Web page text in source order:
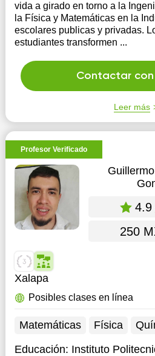
vida a girado en torno a la
la Física y Matemáticas en la
escolares publicas y privadas. Logrando que mis
estudiantes transformen ...
Contactar
Leer más
Profesor Verificado
4.9
250
Xalapa
Posibles clases en línea
Matemáticas Física
Educación: Instituto